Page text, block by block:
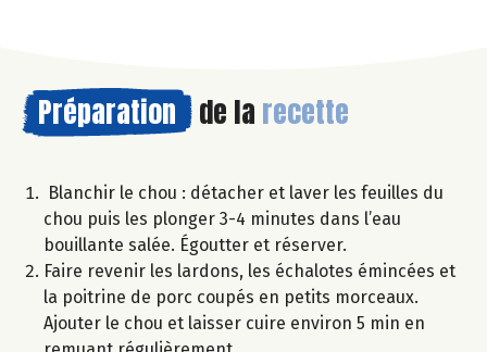
Préparation de la recette
Blanchir le chou : détacher et laver les feuilles du
chou puis les plonger 3-4 minutes dans l’eau
bouillante salée. Égoutter et réserver.
Faire revenir les lardons, les échalotes émincées et
la poitrine de porc coupés en petits morceaux.
Ajouter le chou et laisser cuire environ 5 min en